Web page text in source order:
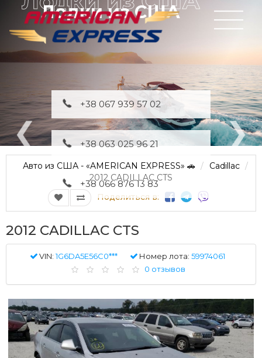
Лодки из США
+38 067 939 57 02
+38 063 025 96 21
+38 066 876 13 83
Авто из США - «AMERICAN EXPRESS» 🚗
Cadillac
2012 CADILLAC CTS
Поделиться в:
2012 CADILLAC CTS
VIN:1G6DA5E56C0*** Номер лота: 59974061
0 отзывов